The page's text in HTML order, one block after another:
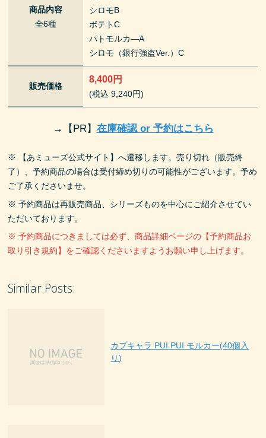
商品内容
全6種
シロモB
ポテトC
パトモルカ―A
シロモ（銀行強盗Ver.）C
販売価格
8,400円
(税込 9,240円)
→ 【PR】 在庫確認 or 予約はこちら
※ 【あミューズ公式サイト】へ遷移します。売り切れ（販売終
了）、予約商品の場合は受付締め切りの可能性がございます。予め
ご了承くださいませ。
※ 予約商品は再販売商品、シリーズものを中心にご紹介させてい
ただいております。
※ 予約商品につきましては必ず、商品詳細ページの【予約商品お
取り引き規約】をご確認くださいますようお願い申し上げます。
Similar Posts:
カプキャラ PUI PUI モルカー(40個入
り)